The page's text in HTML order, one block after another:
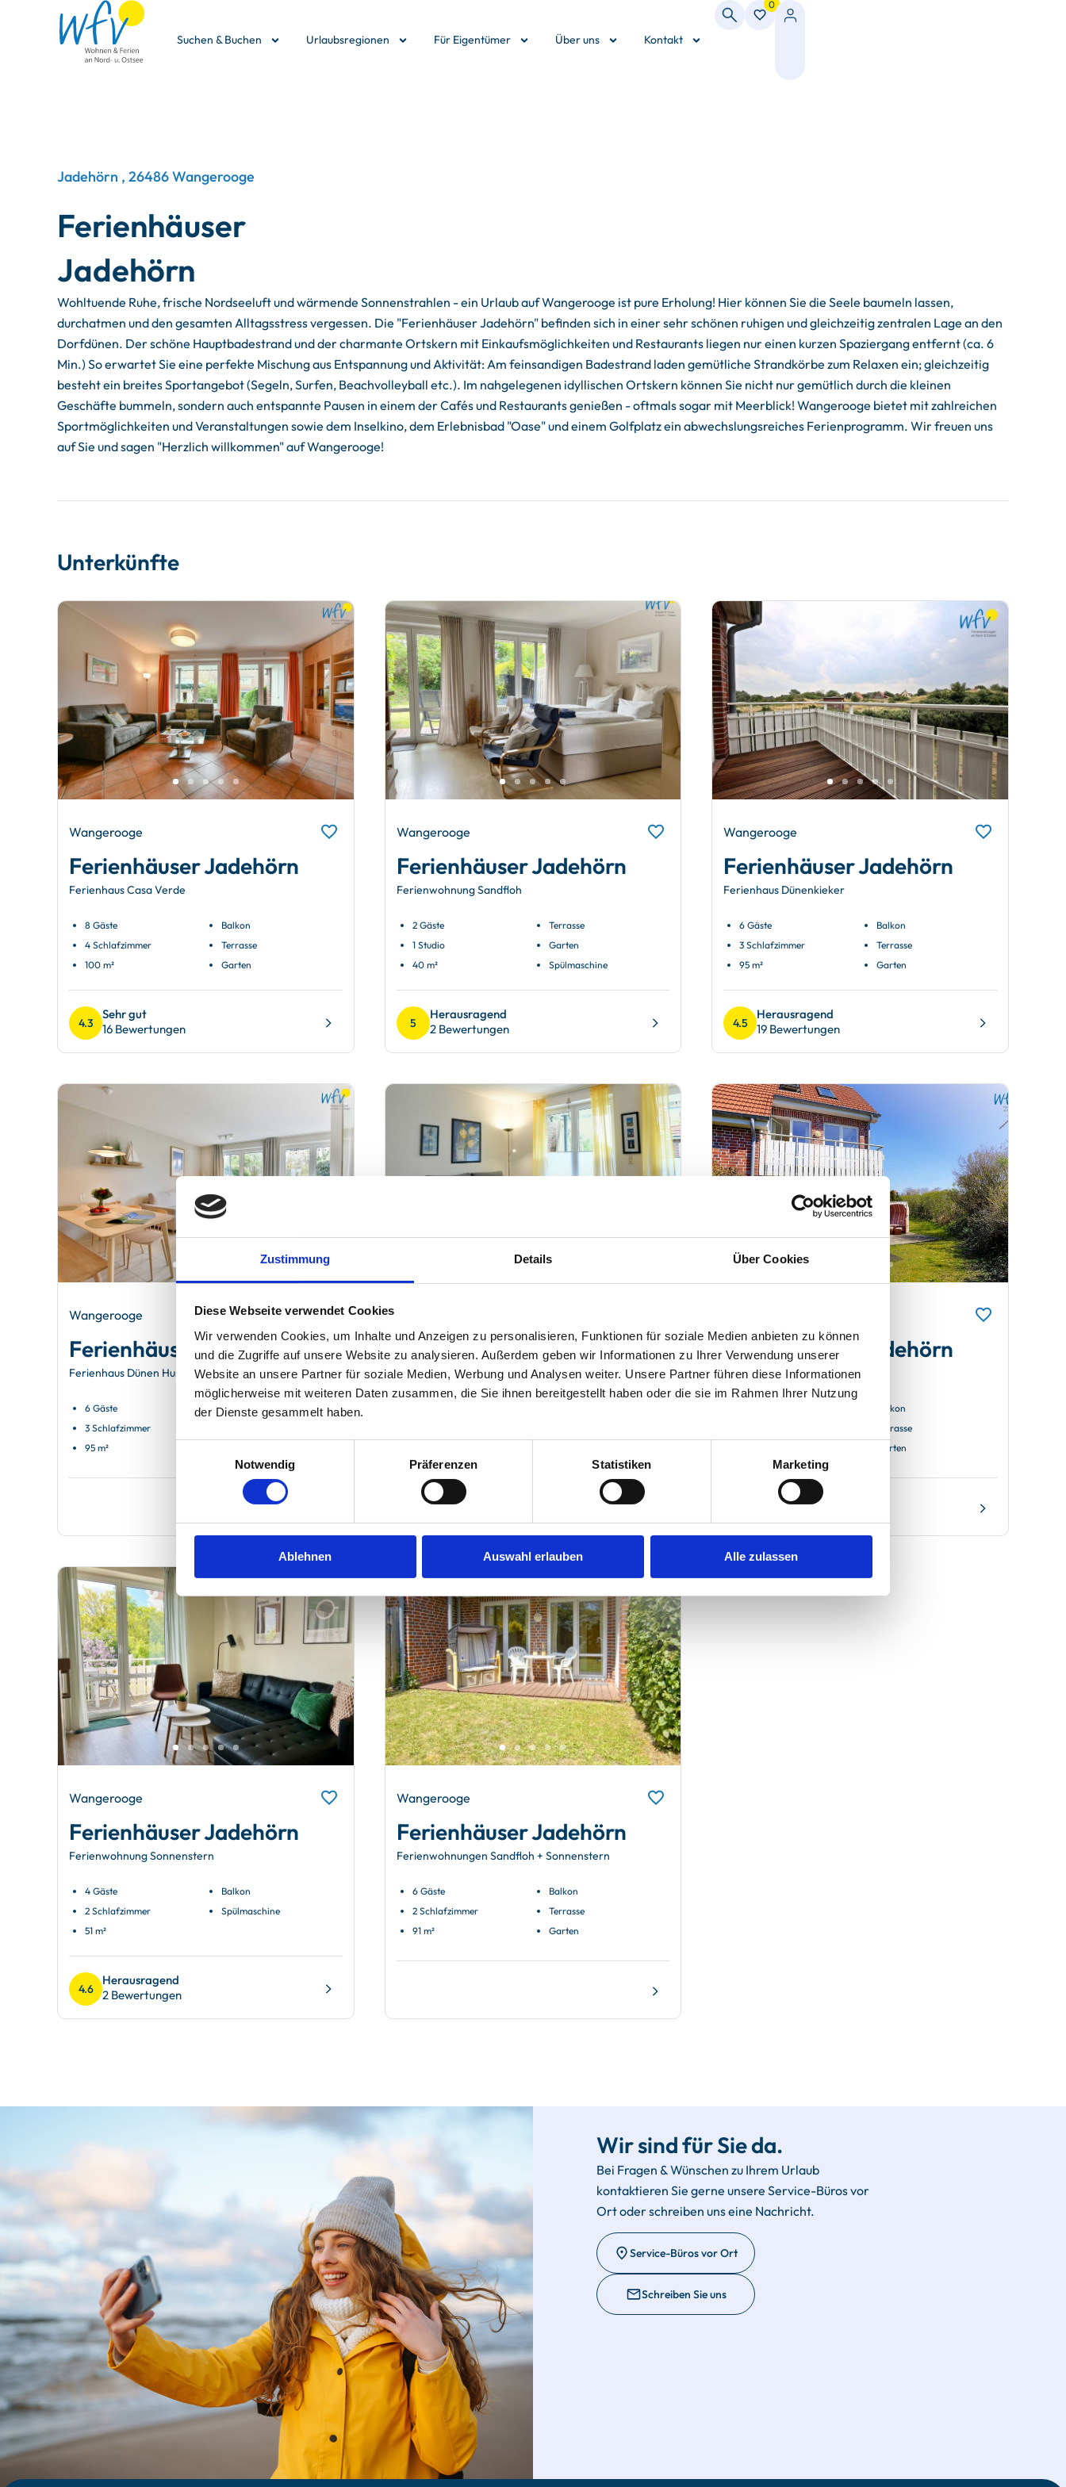
Zustimmung Details Über Cookies
Diese Webseite verwendet Cookies
Wir verwenden Cookies, um Inhalte und Anzeigen zu personalisieren, Funktionen für soziale Medien anbieten zu können
und die Zugriffe auf unsere Website zu analysieren. Außerdem geben wir Informationen zu Ihrer Verwendung unserer
Website an unsere Partner für soziale Medien, Werbung und Analysen weiter. Unsere Partner führen diese Informationen
möglicherweise mit weiteren Daten zusammen, die Sie ihnen bereitgestellt haben oder die sie im Rahmen Ihrer Nutzung
der Dienste gesammelt haben.
Notwendig
Präferenzen Statistiken Marketing
Ablehnen Auswahl erlauben Alle zulassen
Suchen & Buchen Urlaubsregionen Für Eigentümer Über uns Kontakt
0
Jadehörn , 26486 Wangerooge
Ferienhäuser
Jadehörn
Wohltuende Ruhe, frische Nordseeluft und wärmende Sonnenstrahlen - ein Urlaub auf Wangerooge ist pure Erholung! Hier können Sie die Seele baumeln lassen,
durchatmen und den gesamten Alltagsstress vergessen. Die "Ferienhäuser Jadehörn" befinden sich in einer sehr schönen ruhigen und gleichzeitig zentralen Lage an den
Dorfdünen. Der schöne Hauptbadestrand und der charmante Ortskern mit Einkaufsmöglichkeiten und Restaurants liegen nur einen kurzen Spaziergang entfernt (ca. 6
Min.) So erwartet Sie eine perfekte Mischung aus Entspannung und Aktivität: Am feinsandigen Badestrand laden gemütliche Strandkörbe zum Relaxen ein; gleichzeitig
besteht ein breites Sportangebot (Segeln, Surfen, Beachvolleyball etc.). Im nahgelegenen idyllischen Ortskern können Sie nicht nur gemütlich durch die kleinen
Geschäfte bummeln, sondern auch entspannte Pausen in einem der Cafés und Restaurants genießen - oftmals sogar mit Meerblick! Wangerooge bietet mit zahlreichen
Sportmöglichkeiten und Veranstaltungen sowie dem Inselkino, dem Erlebnisbad "Oase" und einem Golfplatz ein abwechslungsreiches Ferienprogramm. Wir freuen uns
auf Sie und sagen "Herzlich willkommen" auf Wangerooge!
Unterkünfte
Wangerooge
Ferienhäuser Jadehörn
Ferienhaus Casa Verde
8 Gäste
4 Schlafzimmer
100 m²
Balkon
Terrasse
Garten
4.3
Sehr gut
16 Bewertungen
Wangerooge
Ferienhäuser Jadehörn
Ferienwohnung Sandfloh
2 Gäste
1 Studio
40 m²
Terrasse
Garten
Spülmaschine
5
Herausragend
2 Bewertungen
Wangerooge
Ferienhäuser Jadehörn
Ferienhaus Dünenkieker
6 Gäste
3 Schlafzimmer
95 m²
Balkon
Terrasse
Garten
4.5
Herausragend
19 Bewertungen
Wangerooge
Ferienhäuser Jadehörn
Ferienhaus Dünen Hus
6 Gäste
3 Schlafzimmer
95 m²
Balkon
Ferienhäuser Jadehörn
Ferienhaus Heiler Hus
Sehr gut
Ferienhäuser Jadehörn
Ferienhaus Archimedes
Balkon
Terrasse
Garten
Wangerooge
Ferienhäuser Jadehörn
Ferienwohnung Sonnenstern
4 Gäste
2 Schlafzimmer
51 m²
Balkon
Spülmaschine
4.6
Herausragend
2 Bewertungen
Wangerooge
Ferienhäuser Jadehörn
Ferienwohnungen Sandfloh + Sonnenstern
6 Gäste
2 Schlafzimmer
91 m²
Balkon
Terrasse
Garten
Wir sind für Sie da.
Bei Fragen & Wünschen zu Ihrem Urlaub
kontaktieren Sie gerne unsere Service-Büros vor
Ort oder schreiben uns eine Nachricht.
Service-Büros vor Ort
Schreiben Sie uns